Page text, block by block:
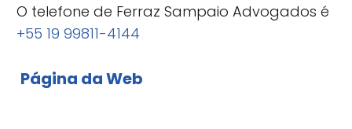
O telefone de Ferraz Sampaio Advogados é
+55 19 99811-4144
Página da Web